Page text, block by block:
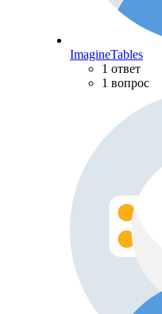
ImagineTables
1 ответ
1 вопрос